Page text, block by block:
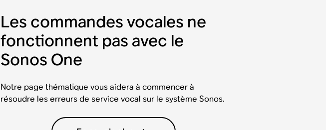
Les commandes vocales ne
fonctionnent pas avec le
Sonos One
Notre page thématique vous aidera à commencer à
résoudre les erreurs de service vocal sur le système Sonos.